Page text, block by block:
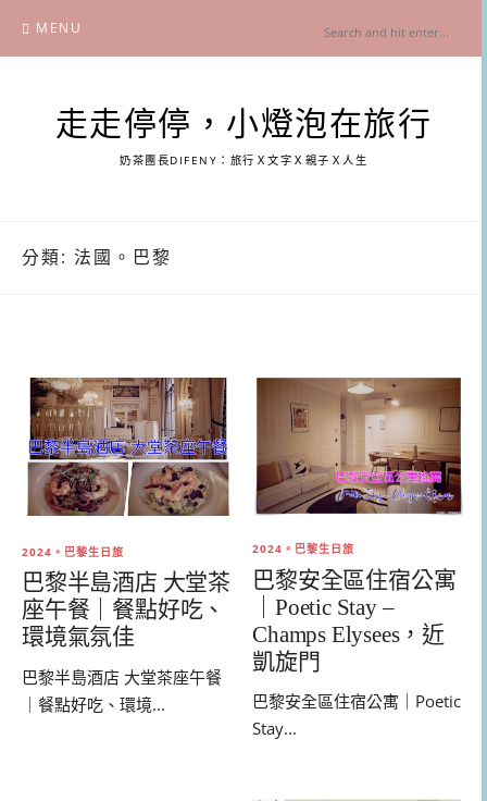
content
MENU
走走停停，小燈泡在旅行
奶茶團長DIFENY：旅行Ｘ文字Ｘ親子Ｘ人生
分類: 法國。巴黎
2024。巴黎生日旅
巴黎半島酒店 大堂茶
座午餐｜餐點好吃、
環境氣氛佳
巴黎半島酒店 大堂茶座午餐
｜餐點好吃、環境...
2024。巴黎生日旅
巴黎安全區住宿公寓
｜Poetic Stay –
Champs Elysees，近
凱旋門
巴黎安全區住宿公寓｜Poetic
Stay...